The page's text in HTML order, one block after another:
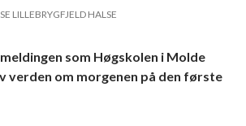
LILLEBRYGFJELD HALSE
som Høgskolen i Molde
verden om morgenen på den første